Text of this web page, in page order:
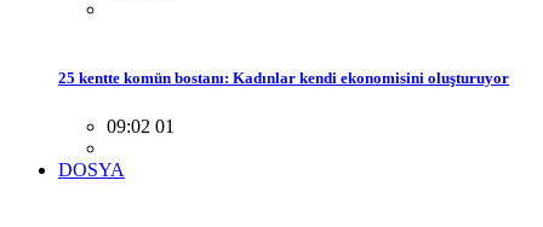
25 kentte komün bostanı: Kadınlar kendi ekonomisini oluşturuyor
09:02 01
DOSYA